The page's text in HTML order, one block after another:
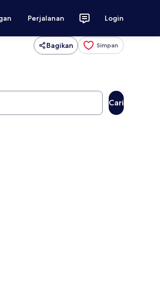
Perjalanan Login
Bagikan Simpan
Cari